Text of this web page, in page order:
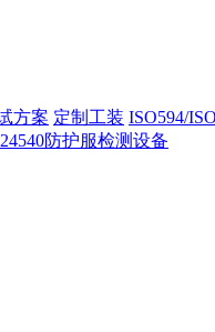
方案 定制工装 ISO594/
防护服检测设备